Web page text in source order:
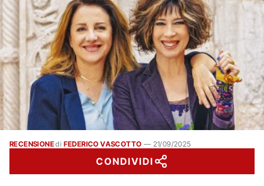
RECENSIONEdi FEDERICO VASCOTTO — 21/09/2025
CONDIVIDI